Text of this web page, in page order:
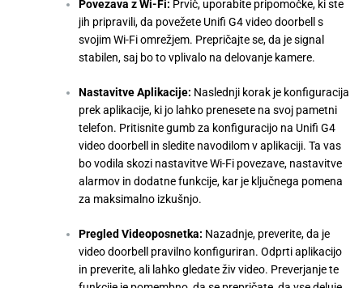
Povezava z Wi-Fi: Prvič, uporabite pripomočke, ki ste
jih pripravili, da povežete Unifi G4 video doorbell s
svojim Wi-Fi omrežjem. Prepričajte se, da je signal
stabilen, saj bo to vplivalo na delovanje kamere.
Nastavitve Aplikacije: Naslednji korak je konfiguracija
prek aplikacije, ki jo lahko prenesete na svoj pametni
telefon. Pritisnite gumb za konfiguracijo na Unifi G4
video doorbell in sledite navodilom v aplikaciji. Ta vas
bo vodila skozi nastavitve Wi-Fi povezave, nastavitve
alarmov in dodatne funkcije, kar je ključnega pomena
za maksimalno izkušnjo.
Pregled Videoposnetka: Nazadnje, preverite, da je
video doorbell pravilno konfiguriran. Odprti aplikacijo
in preverite, ali lahko gledate živ video. Preverjanje te